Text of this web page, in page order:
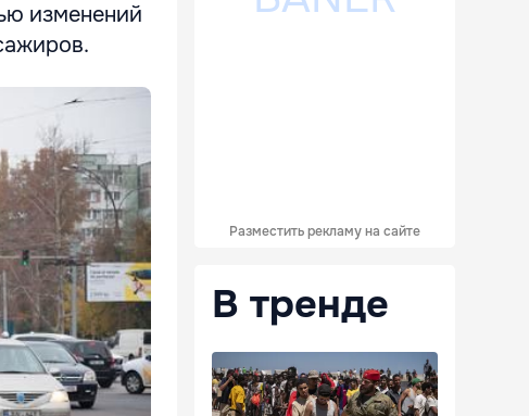
изменений
Разместить рекламу на сайте
В тренде